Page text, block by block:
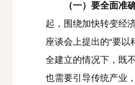
（一）要全面准确
起，围绕加快转变经
座谈会上提出的“要以
全建立的情况下，既
也需要引导传统产业